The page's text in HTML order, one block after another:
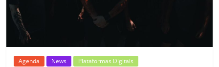
Agenda News Plataformas Digitais